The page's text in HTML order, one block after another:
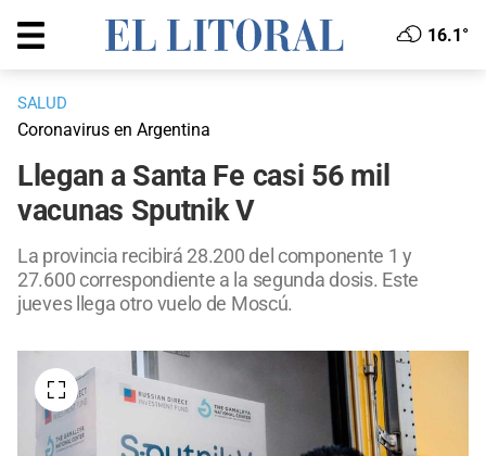
16.1°
SALUD
Coronavirus en Argentina
Llegan a Santa Fe casi 56 mil
vacunas Sputnik V
La provincia recibirá 28.200 del componente 1 y
27.600 correspondiente a la segunda dosis. Este
jueves llega otro vuelo de Moscú.